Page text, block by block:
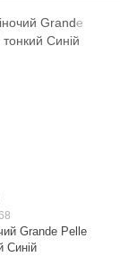
Grande Pelle
Синій